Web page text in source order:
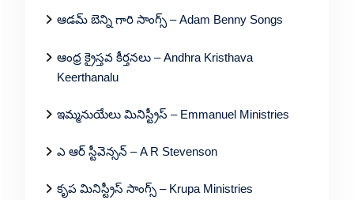
ఆడమ్ బెన్ని గారి సాంగ్స్ – Adam Benny Songs
ఆంధ్ర క్రైస్తవ కీర్తనలు – Andhra Kristhava
Keerthanalu
ఇమ్మనుయేలు మినిస్ట్రీస్ – Emmanuel Ministries
ఎ ఆర్ స్టీవెన్సన్ – A R Stevenson
కృప మినిస్ట్రీస్ సాంగ్స్ – Krupa Ministries